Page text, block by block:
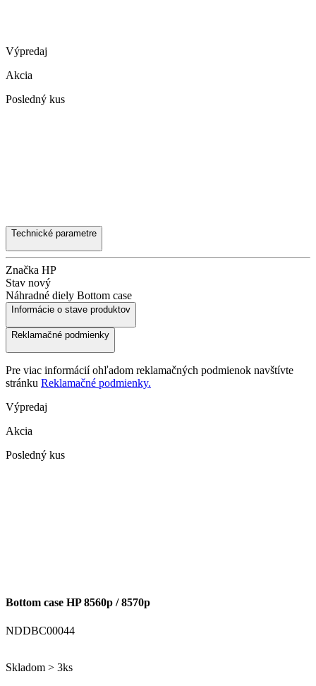
Výpredaj
Akcia
Posledný kus
Technické parametre
Značka HP
Stav nový
Náhradné diely Bottom case
Informácie o stave produktov
Reklamačné podmienky
Pre viac informácií ohľadom reklamačných podmienok navštívte
stránku Reklamačné podmienky.
Výpredaj
Akcia
Posledný kus
Bottom case HP 8560p / 8570p
NDDBC00044
Skladom > 3ks